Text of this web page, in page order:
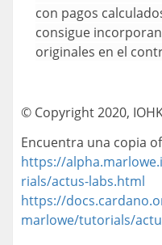
con pagos
consigue
originales en el
© Copyright 2020,
Encuentra una copia
https://
rials/actus-labs.html
https://
marlowe/tutorials/